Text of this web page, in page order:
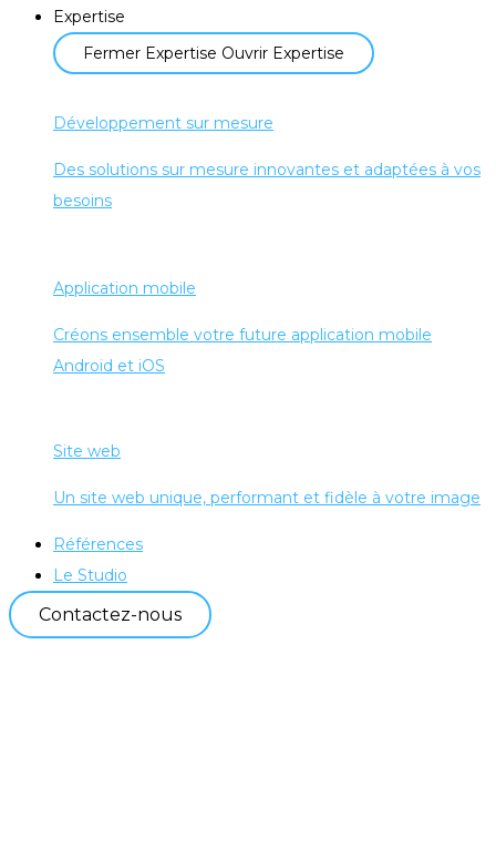
Expertise
Fermer Expertise Ouvrir Expertise
Développement sur mesure
Des solutions sur mesure innovantes et adaptées à vos
besoins
Application mobile
Créons ensemble votre future application mobile
Android et iOS
Site web
Un site web unique, performant et fidèle à votre image
Références
Le Studio
Contactez-nous